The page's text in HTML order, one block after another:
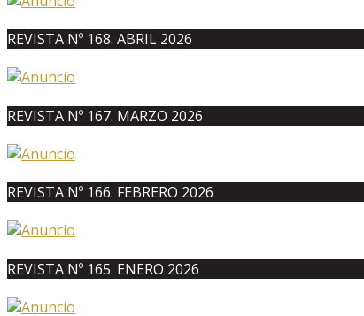
REVISTA Nº 168. ABRIL 2026
REVISTA Nº 167. MARZO 2026
REVISTA Nº 166. FEBRERO 2026
REVISTA Nº 165. ENERO 2026